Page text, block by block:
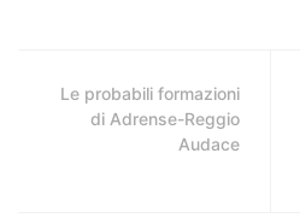
Le probabili formazioni
di Adrense-Reggio
Audace